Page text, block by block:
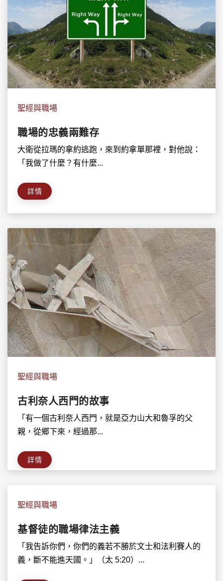
聖經與職場
職場的忠義兩難存
大衛從拉瑪的拿約逃跑，來到約拿單那裡，對他說：
「我做了什麼？有什麼...
詳情
聖經與職場
古利奈人西門的故事
「有一個古利奈人西門，就是亞力山大和魯孚的父
親，從鄉下來，經過那...
詳情
聖經與職場
基督徒的職場律法主義
「我告訴你們，你們的義若不勝於文士和法利賽人的
義，斷不能進天國。」（太 5:20）...